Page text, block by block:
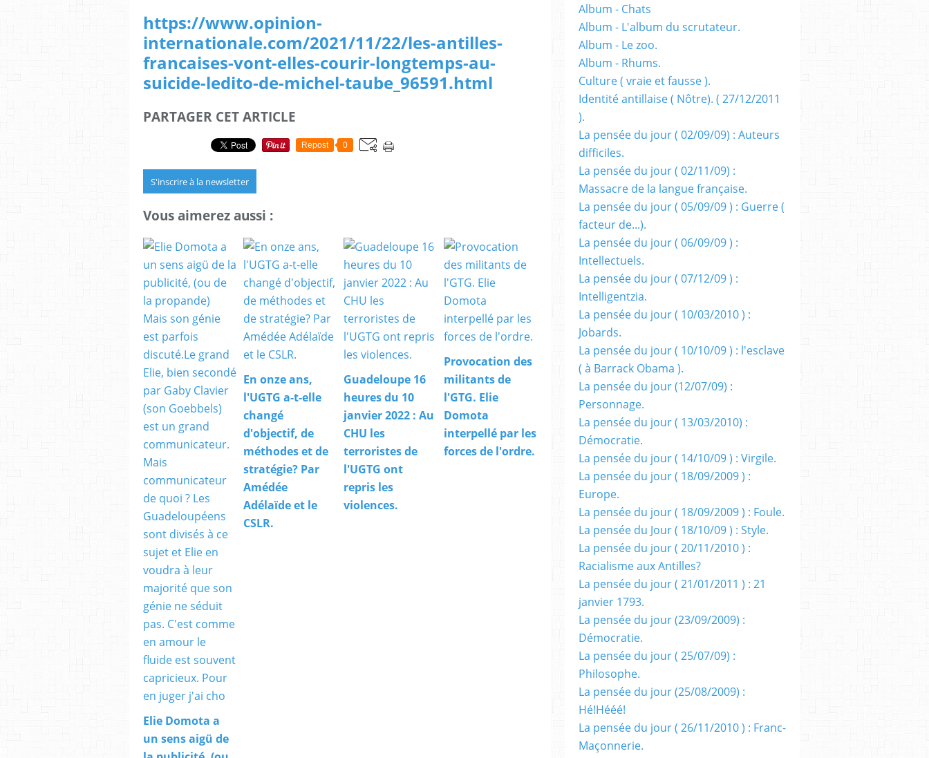
https://www.opinion-
internationale.com/2021/11/22/les-antilles-
francaises-vont-elles-courir-longtemps-au-
suicide-ledito-de-michel-taube_96591.html
PARTAGER CET ARTICLE
Repost 0
S'inscrire à la newsletter
Vous aimerez aussi :
Elie Domota a
un sens aigü de
En onze ans,
l'UGTG a-t-elle
changé
d'objectif, de
méthodes et de
stratégie? Par
Amédée
Adélaïde et le
CSLR.
Guadeloupe 16
heures du 10
janvier 2022 : Au
CHU les
terroristes de
l'UGTG ont
repris les
violences.
Provocation des
militants de
l'GTG. Elie
Domota
interpellé par les
forces de l'ordre.
Album - Chats
Album - L'album du scrutateur.
Album - Le zoo.
Album - Rhums.
Culture ( vraie et fausse ).
Identité antillaise ( Nôtre). ( 27/12/2011
).
La pensée du jour ( 02/09/09) : Auteurs
difficiles.
La pensée du jour ( 02/11/09) :
Massacre de la langue française.
La pensée du jour ( 05/09/09 ) : Guerre (
facteur de...).
La pensée du jour ( 06/09/09 ) :
Intellectuels.
La pensée du jour ( 07/12/09 ) :
Intelligentzia.
La pensée du jour ( 10/03/2010 ) :
Jobards.
La pensée du jour ( 10/10/09 ) : l'esclave
( à Barrack Obama ).
La pensée du jour (12/07/09) :
Personnage.
La pensée du jour ( 13/03/2010) :
Démocratie.
La pensée du jour ( 14/10/09 ) : Virgile.
La pensée du jour ( 18/09/2009 ) :
Europe.
La pensée du jour ( 18/09/2009 ) : Foule.
La pensée du Jour ( 18/10/09 ) : Style.
La pensée du jour ( 20/11/2010 ) :
Racialisme aux Antilles?
La pensée du jour ( 21/01/2011 ) : 21
janvier 1793.
La pensée du jour (23/09/2009) :
Démocratie.
La pensée du jour ( 25/07/09) :
Philosophe.
La pensée du jour (25/08/2009) :
Hé!Hééé!
La pensée du jour ( 26/11/2010 ) : Franc-
Maçonnerie.